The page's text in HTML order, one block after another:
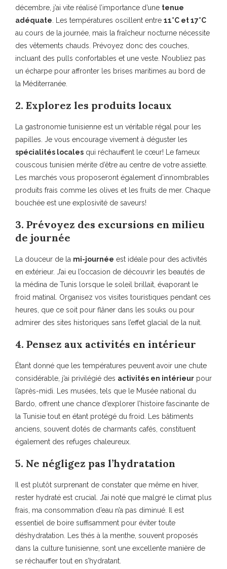
décembre, j’ai vite réalisé l’importance d’une tenue
adéquate. Les températures oscillent entre 11°C et 17°C
au cours de la journée, mais la fraîcheur nocturne nécessite
des vêtements chauds. Prévoyez donc des couches,
incluant des pulls confortables et une veste. N’oubliez pas
un écharpe pour affronter les brises maritimes au bord de
la Méditerranée.
2. Explorez les produits locaux
La gastronomie tunisienne est un véritable régal pour les
papilles. Je vous encourage vivement à déguster les
spécialités locales qui réchauffent le cœur! Le fameux
couscous tunisien mérite d’être au centre de votre assiette.
Les marchés vous proposeront également d’innombrables
produits frais comme les olives et les fruits de mer. Chaque
bouchée est une explosivité de saveurs!
3. Prévoyez des excursions en milieu
de journée
La douceur de la mi-journée est idéale pour des activités
en extérieur. J’ai eu l’occasion de découvrir les beautés de
la médina de Tunis lorsque le soleil brillait, évaporant le
froid matinal. Organisez vos visites touristiques pendant ces
heures, que ce soit pour flâner dans les souks ou pour
admirer des sites historiques sans l’effet glacial de la nuit.
4. Pensez aux activités en intérieur
Étant donné que les températures peuvent avoir une chute
considérable, j’ai privilégié des activités en intérieur pour
l’après-midi. Les musées, tels que le Musée national du
Bardo, offrent une chance d’explorer l’histoire fascinante de
la Tunisie tout en étant protégé du froid. Les bâtiments
anciens, souvent dotés de charmants cafés, constituent
également des refuges chaleureux.
5. Ne négligez pas l’hydratation
Il est plutôt surprenant de constater que même en hiver,
rester hydraté est crucial. J’ai noté que malgré le climat plus
frais, ma consommation d’eau n’a pas diminué. Il est
essentiel de boire suffisamment pour éviter toute
déshydratation. Les thés à la menthe, souvent proposés
dans la culture tunisienne, sont une excellente manière de
se réchauffer tout en s’hydratant.